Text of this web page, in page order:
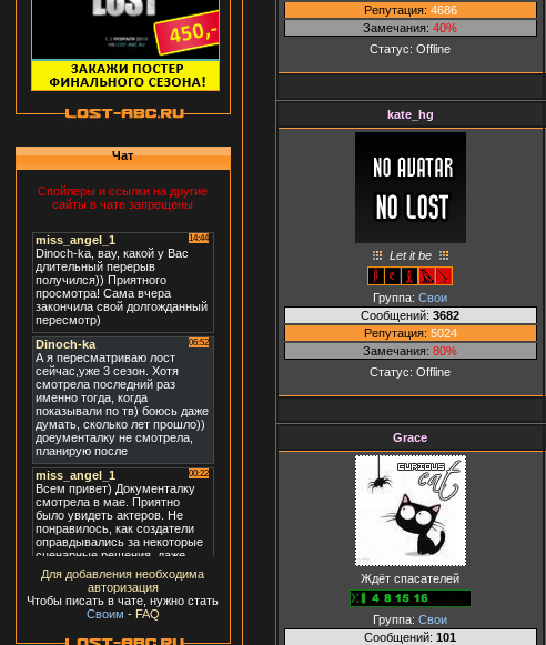
Чат
Спойлеры и ссылки на другие
сайты в чате запрещены
Для добавления необходима
авторизация
Чтобы писать в чате, нужно стать
Своим - FAQ
Репутация: 4686
Замечания: 40%
Статус: Offline
kate_hg
Let it be
Группа: Свои
Сообщений: 3682
Репутация: 5024
Замечания: 80%
Статус: Offline
Grace
Ждёт спасателей
Группа: Свои
Сообщений: 101